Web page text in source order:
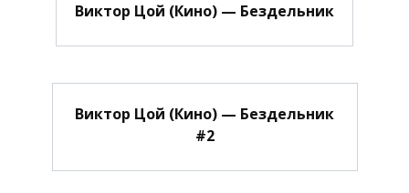
Виктор Цой (Кино) — Бездельник
Виктор Цой (Кино) — Бездельник
#2